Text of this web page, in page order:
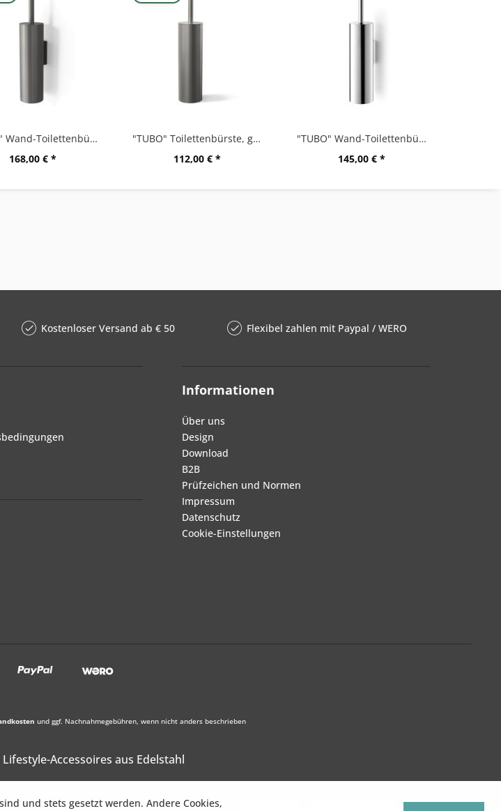
"TUBO" Wand-Toilettenbürste, graphite
168,00 € *
"TUBO" Toilettenbürste, graphite
112,00 € *
"TUBO" Wand-Toilettenbürste, hochglänzend
145,00 € *
Kostenloser Versand ab € 50 Flexibel zahlen mit Paypal / WERO
Informationen
Über uns
Design
Download
B2B
Prüfzeichen und Normen
Impressum
Datenschutz
Cookie-Einstellungen
und ggf. Nachnahmegebühren, wenn nicht anders beschrieben
Accessoires aus Edelstahl
und stets gesetzt werden. Andere Cookies,